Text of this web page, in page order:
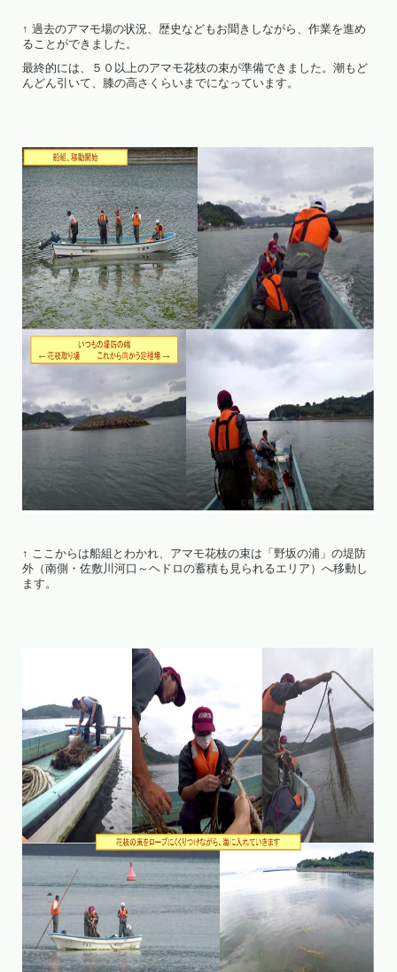
↑ 過去のアマモ場の状況、歴史などもお聞きしながら、作業を進め
ることができました。
最終的には、５０以上のアマモ花枝の束が準備できました。潮もど
んどん引いて、膝の高さくらいまでになっています。
↑ ここからは船組とわかれ、アマモ花枝の束は「野坂の浦」の堤防
外（南側・佐敷川河口～ヘドロの蓄積も見られるエリア）へ移動し
ます。